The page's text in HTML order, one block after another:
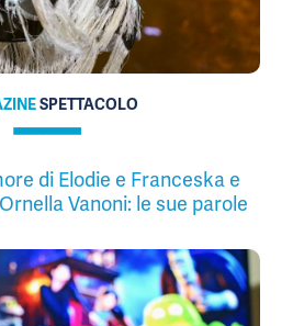
SPETTACOLO
di Elodie e Franceska e
Vanoni: le sue parole